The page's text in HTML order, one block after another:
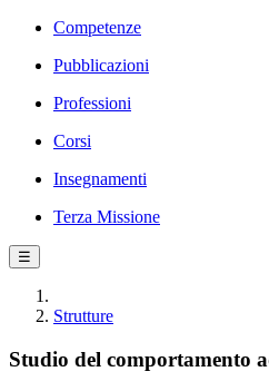
Competenze
Pubblicazioni
Professioni
Corsi
Insegnamenti
Terza Missione
☰
Strutture
Studio del comportamento